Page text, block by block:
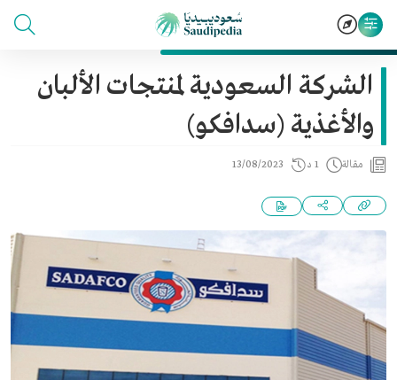
الشركة السعودية لمنتجات الألبان
والأغذية (سدافكو)
مقالة 1 د 13/08/2023